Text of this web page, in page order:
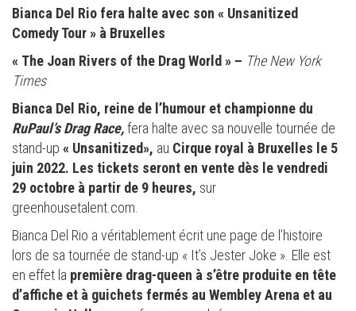
Bianca Del Rio fera halte avec son « Unsanitized
Comedy Tour » à Bruxelles
« The Joan Rivers of the Drag World » – The New York
Times
Bianca Del Rio, reine de l’humour et championne du
RuPaul’s Drag Race,fera halte avec sa nouvelle tournée de
stand-up « Unsanitized», au Cirque royal à Bruxelles le 5
juin 2022. Les tickets seront en vente dès le vendredi
29 octobre à partir de 9 heures, sur
greenhousetalent.com.
Bianca Del Rio a véritablement écrit une page de l’histoire
lors de sa tournée de stand-up « It’s Jester Joke ». Elle est
en effet la première drag-queen à s’être produite en tête
d’affiche et à guichets fermés au Wembley Arena et au